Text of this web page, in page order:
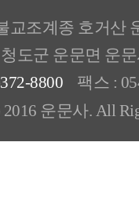
교조계종 호거산
도군 운문면 운
8800 팩스 :
운문사. All